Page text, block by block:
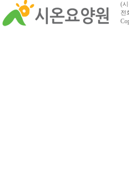
(
전